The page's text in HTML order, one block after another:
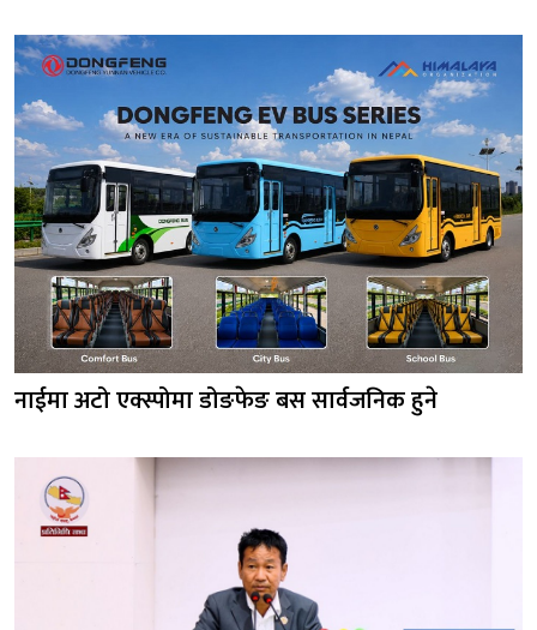
नाईमा अटो एक्स्पोमा डोङफेङ बस सार्वजनिक हुने